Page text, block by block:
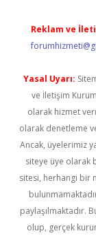
Reklam ve
Yasal Uyarı:
ve İletişim
olarak hizmet
olarak denetleme
Ancak, üyelerimiz
siteye üye olarak
sitesi, herhangi bir
paylaşılmaktadır.
olup, gerçek